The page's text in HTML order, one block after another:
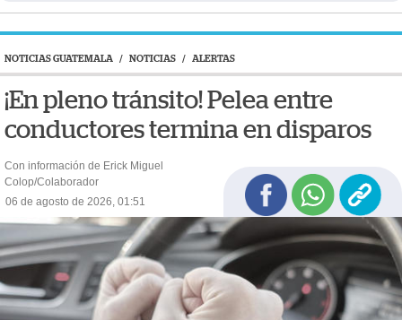
NOTICIAS GUATEMALA / NOTICIAS / ALERTAS
¡En pleno tránsito! Pelea entre
conductores termina en disparos
Con información de Erick Miguel
Colop/Colaborador
06 de agosto de 2026, 01:51